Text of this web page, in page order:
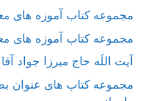
مجموعه کتاب آموزه های
مجموعه کتاب آموزه های
آیت اللَه حاج میرزا جواد
مجموعه کتاب های عنوان